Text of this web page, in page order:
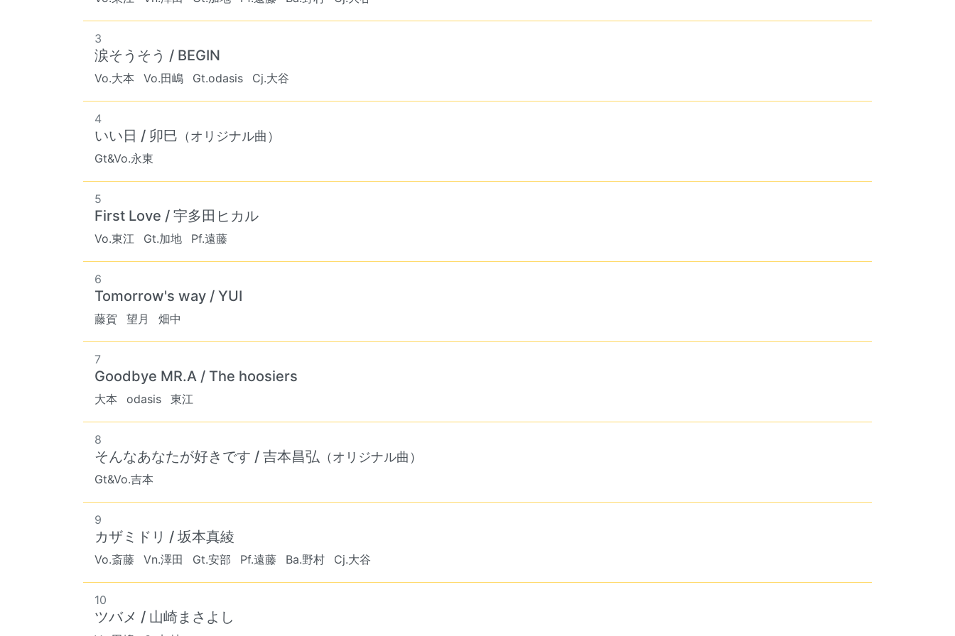
3
涙そうそう / BEGIN
Vo.大本 Vo.田嶋 Gt.odasis Cj.大谷
4
いい日 / 卯巳 （オリジナル曲）
Gt&Vo.永東
5
First Love / 宇多田ヒカル
Vo.東江 Gt.加地 Pf.遠藤
6
Tomorrow's way / YUI
藤賀 望月 畑中
7
Goodbye MR.A / The hoosiers
大本 odasis 東江
8
そんなあなたが好きです / 吉本昌弘 （オリジナル曲）
Gt&Vo.吉本
9
カザミドリ / 坂本真綾
Vo.斎藤 Vn.澤田 Gt.安部 Pf.遠藤 Ba.野村 Cj.大谷
10
ツバメ / 山崎まさよし